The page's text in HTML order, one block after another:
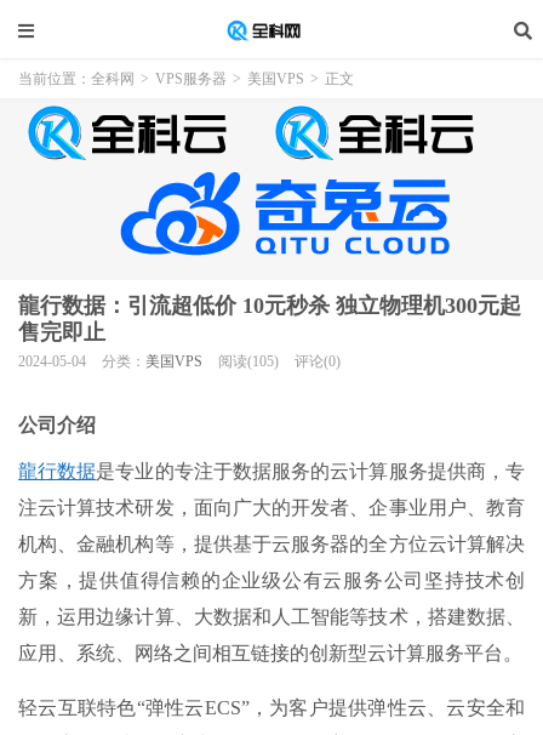
当前位置： 全科网 > VPS服务器 > 美国VPS > 正文
龍行数据：引流超低价 10元秒杀 独立物理机300元起
售完即止
2024-05-04 分类： 美国VPS 阅读(105) 评论(0)
公司介绍
龍行数据是专业的专注于数据服务的云计算服务提供商，专
注云计算技术研发，面向广大的开发者、企事业用户、教育
机构、金融机构等，提供基于云服务器的全方位云计算解决
方案，提供值得信赖的企业级公有云服务公司坚持技术创
新，运用边缘计算、大数据和人工智能等技术，搭建数据、
应用、系统、网络之间相互链接的创新型云计算服务平台。
轻云互联特色“弹性云ECS”，为客户提供弹性云、云安全和